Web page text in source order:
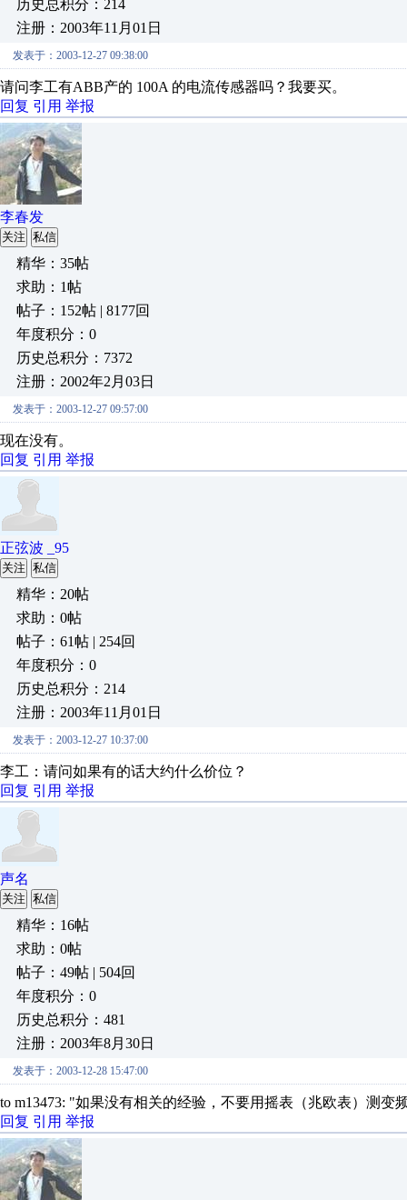
历史总积分：214
注册：2003年11月01日
发表于：2003-12-27 09:38:00
请问李工有ABB产的 100A 的电流传感器吗？我要买。
回复 引用 举报
李春发
关注 私信
精华：35帖
求助：1帖
帖子：152帖 | 8177回
年度积分：0
历史总积分：7372
注册：2002年2月03日
发表于：2003-12-27 09:57:00
现在没有。
回复 引用 举报
正弦波 _95
关注 私信
精华：20帖
求助：0帖
帖子：61帖 | 254回
年度积分：0
历史总积分：214
注册：2003年11月01日
发表于：2003-12-27 10:37:00
李工：请问如果有的话大约什么价位？
回复 引用 举报
声名
关注 私信
精华：16帖
求助：0帖
帖子：49帖 | 504回
年度积分：0
历史总积分：481
注册：2003年8月30日
发表于：2003-12-28 15:47:00
to m13473: "如果没有相关的经验，不要用摇表（兆欧表）测变
回复 引用 举报